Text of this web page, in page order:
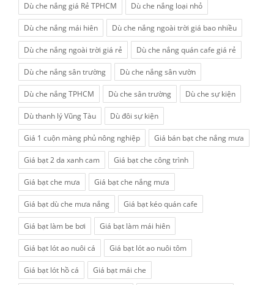
Dù che nắng giá Rẻ TPHCM Dù che nắng loại nhỏ
Dù che nắng mái hiên Dù che nắng ngoài trời giá bao nhiều
Dù che nắng ngoài trời giá rẻ Dù che nắng quán cafe giá rẻ
Dù che nắng sân trường Dù che nắng sân vườn
Dù che nắng TPHCM Dù che sân trường Dù che sự kiện
Dù thanh lý Vũng Tàu Dù đôi sự kiện
Giá 1 cuộn màng phủ nông nghiệp Giá bán bạt che nắng mưa
Giá bạt 2 da xanh cam Giá bạt che công trình
Giá bạt che mưa Giá bạt che nắng mưa
Giá bạt dù che mưa nắng Giá bạt kéo quán cafe
Giá bạt làm be bơi Giá bạt làm mái hiên
Giá bạt lót ao nuôi cá Giá bạt lót ao nuôi tôm
Giá bạt lót hồ cá Giá bạt mái che